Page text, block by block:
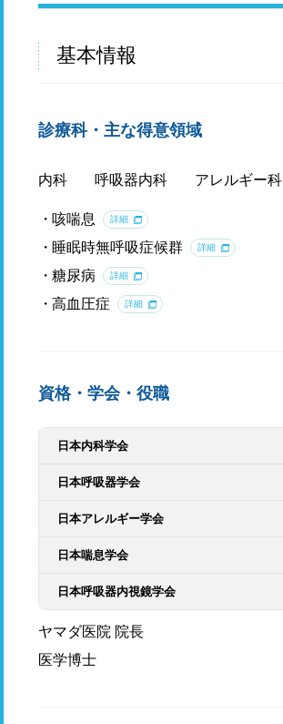
基本情報
診療科・主な得意領域
内科 呼吸器内科 アレルギー科
咳喘息 詳細
睡眠時無呼吸症候群 詳細
糖尿病 詳細
高血圧症 詳細
資格・学会・役職
日本内科学会
日本呼吸器学会
日本アレルギー学会
日本喘息学会
日本呼吸器内視鏡学会
ヤマダ医院 院長
医学博士